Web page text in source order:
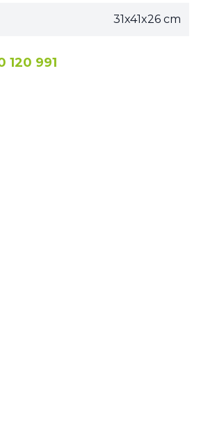
31x41x26 cm
120 991